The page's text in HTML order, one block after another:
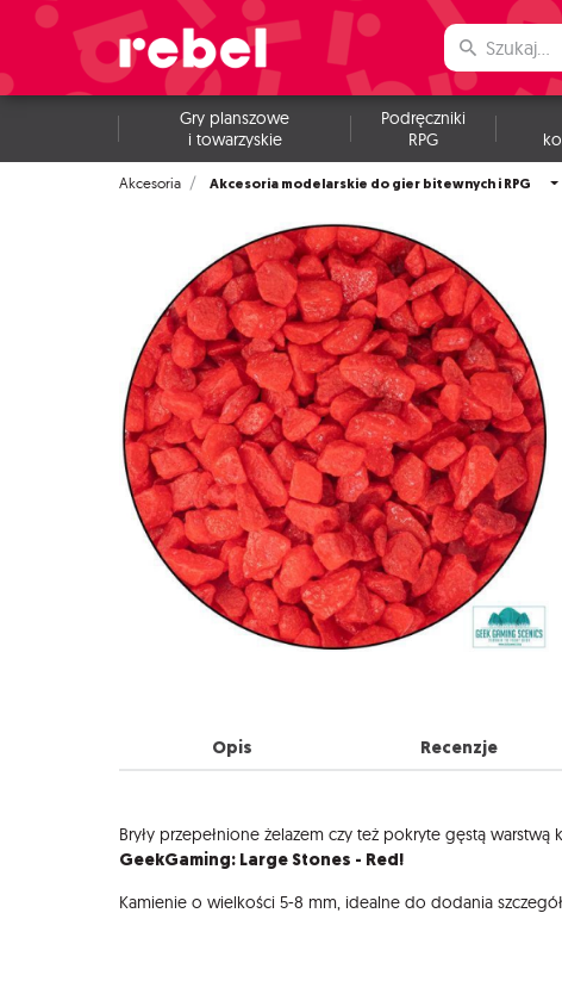
Gry planszowe
i towarzyskie
Podręczniki
RPG
Akcesoria Akcesoria modelarskie do gier bitewnych i RPG
Opis Recenzje
Opis
Bryły przepełnione żelazem czy też pokryte gęstą
GeekGaming: Large Stones - Red!
Kamienie o wielkości 5-8 mm, idealne do dodania